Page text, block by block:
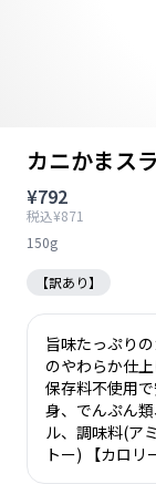
カニかまス
¥792
税込¥871
150g
【訳あり】
旨味たっぷり
のやわらか仕
保存料不使用
身、でんぷん
ル、調味料(ア
トー) 【カロ